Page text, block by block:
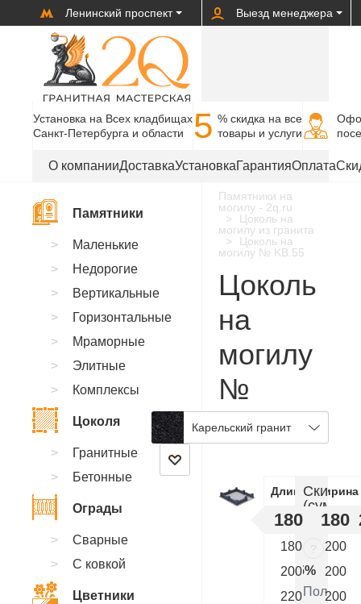
Ленинский проспект Выезд менеджера
Установка на Всех кладбищах
Санкт-Петербурга и области
5 % cкидка на все
товары и услуги
О компанииДоставкаУстановкаГарантияОплата
Памятники на
могилу - 2q.ru
Цоколь на
могилу из гранита
Цоколь на
могилу № KB.55
Цоколь
на
могилу
№
KB.55
Карельский гранит
ДлиннаШирина
180 180
180
200
200
200
220
200
Скидки
:
?
5%
Полная
Памятники
Маленькие
Недорогие
Вертикальные
Горизонтальные
Мраморные
Элитные
Комплексы
Цоколя
Гранитные
Бетонные
Ограды
Сварные
С ковкой
Цветники